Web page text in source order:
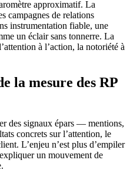
approximatif. La
campagnes de relations
instrumentation fiable, une
un éclair sans tonnerre. La
à l’action, la notoriété à
la mesure des RP
des signaux épars — mentions,
concrets sur l’attention, le
L’enjeu n’est plus d’empiler
un mouvement de